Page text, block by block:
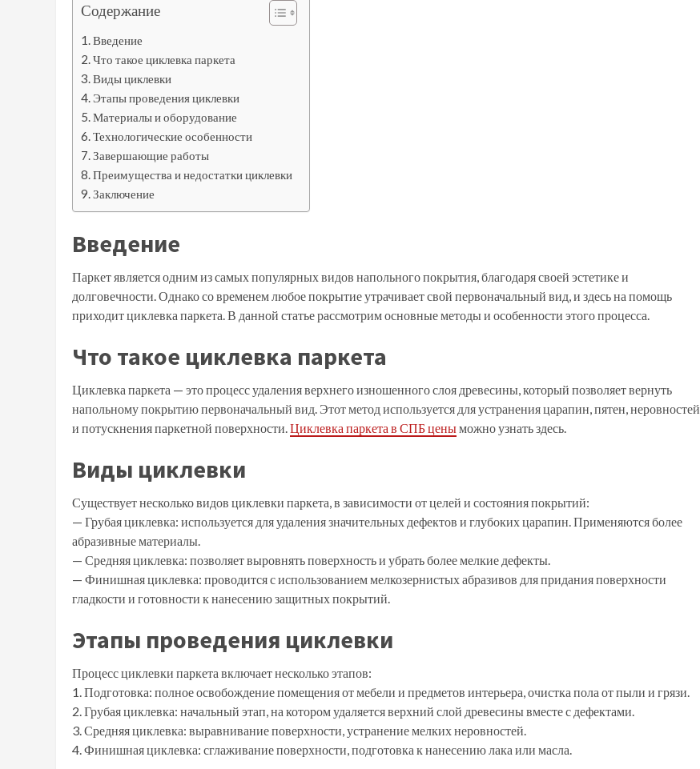
Содержание
Введение
Что такое циклевка паркета
Виды циклевки
Этапы проведения циклевки
Материалы и оборудование
Технологические особенности
Завершающие работы
Преимущества и недостатки циклевки
Заключение
Введение
Паркет является одним из самых популярных видов напольного покрытия, благодаря своей эстетике и
долговечности. Однако со временем любое покрытие утрачивает свой первоначальный вид, и здесь на помощь
приходит циклевка паркета. В данной статье рассмотрим основные методы и особенности этого процесса.
Что такое циклевка паркета
Циклевка паркета — это процесс удаления верхнего изношенного слоя древесины, который позволяет вернуть
напольному покрытию первоначальный вид. Этот метод используется для устранения царапин, пятен, неровностей
и потускнения паркетной поверхности.Циклевка паркета в СПБ ценыможно узнать здесь.
Виды циклевки
Существует несколько видов циклевки паркета, в зависимости от целей и состояния покрытий:
— Грубая циклевка: используется для удаления значительных дефектов и глубоких царапин. Применяются более
абразивные материалы.
— Средняя циклевка: позволяет выровнять поверхность и убрать более мелкие дефекты.
— Финишная циклевка: проводится с использованием мелкозернистых абразивов для придания поверхности
гладкости и готовности к нанесению защитных покрытий.
Этапы проведения циклевки
Процесс циклевки паркета включает несколько этапов:
1. Подготовка: полное освобождение помещения от мебели и предметов интерьера, очистка пола от пыли и грязи.
2. Грубая циклевка: начальный этап, на котором удаляется верхний слой древесины вместе с дефектами.
3. Средняя циклевка: выравнивание поверхности, устранение мелких неровностей.
4. Финишная циклевка: сглаживание поверхности, подготовка к нанесению лака или масла.